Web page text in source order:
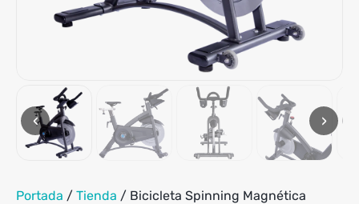
‹ ›
Portada / Tienda / Bicicleta Spinning Magnética